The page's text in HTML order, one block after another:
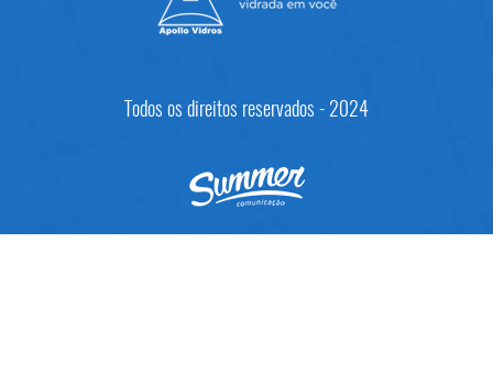
Todos os direitos reservados - 2024